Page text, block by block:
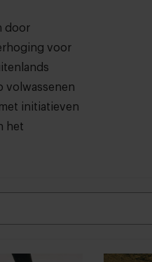
door
voor
volwassenen
initiatieven
het